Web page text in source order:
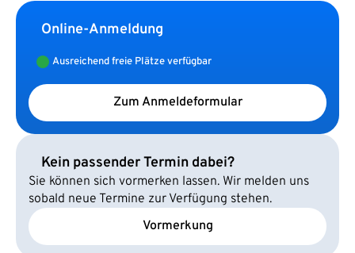
Online-Anmeldung
Ausreichend freie Plätze verfügbar
Zum Anmeldeformular
Kein passender Termin dabei?
Sie können sich vormerken lassen. Wir melden uns
sobald neue Termine zur Verfügung stehen.
Vormerkung